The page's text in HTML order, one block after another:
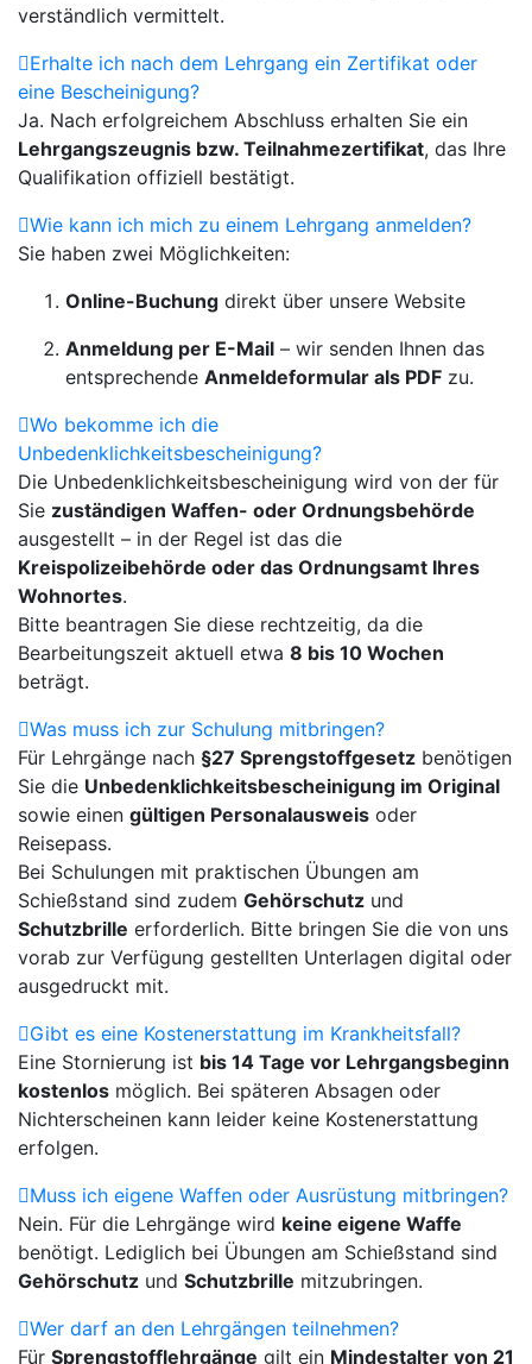
verständlich vermittelt.
Erhalte ich nach dem Lehrgang ein Zertifikat oder
eine Bescheinigung?
Ja. Nach erfolgreichem Abschluss erhalten Sie ein
Lehrgangszeugnis bzw. Teilnahmezertifikat, das Ihre
Qualifikation offiziell bestätigt.
Wie kann ich mich zu einem Lehrgang anmelden?
Sie haben zwei Möglichkeiten:
Online-Buchung direkt über unsere Website
Anmeldung per E-Mail – wir senden Ihnen das
entsprechende Anmeldeformular als PDF zu.
Wo bekomme ich die
Unbedenklichkeitsbescheinigung?
Die Unbedenklichkeitsbescheinigung wird von der für
Sie zuständigen Waffen- oder Ordnungsbehörde
ausgestellt – in der Regel ist das die
Kreispolizeibehörde oder das Ordnungsamt Ihres
Wohnortes.
Bitte beantragen Sie diese rechtzeitig, da die
Bearbeitungszeit aktuell etwa 8 bis 10 Wochen
beträgt.
Was muss ich zur Schulung mitbringen?
Für Lehrgänge nach §27 Sprengstoffgesetz benötigen
Sie die Unbedenklichkeitsbescheinigung im Original
sowie einen gültigen Personalausweis oder
Reisepass.
Bei Schulungen mit praktischen Übungen am
Schießstand sind zudem Gehörschutz und
Schutzbrille erforderlich. Bitte bringen Sie die von uns
vorab zur Verfügung gestellten Unterlagen digital oder
ausgedruckt mit.
Gibt es eine Kostenerstattung im Krankheitsfall?
Eine Stornierung ist bis 14 Tage vor Lehrgangsbeginn
kostenlos möglich. Bei späteren Absagen oder
Nichterscheinen kann leider keine Kostenerstattung
erfolgen.
Muss ich eigene Waffen oder Ausrüstung mitbringen?
Nein. Für die Lehrgänge wird keine eigene Waffe
benötigt. Lediglich bei Übungen am Schießstand sind
Gehörschutz und Schutzbrille mitzubringen.
Wer darf an den Lehrgängen teilnehmen?
Für Sprengstofflehrgänge gilt ein Mindestalter von 21